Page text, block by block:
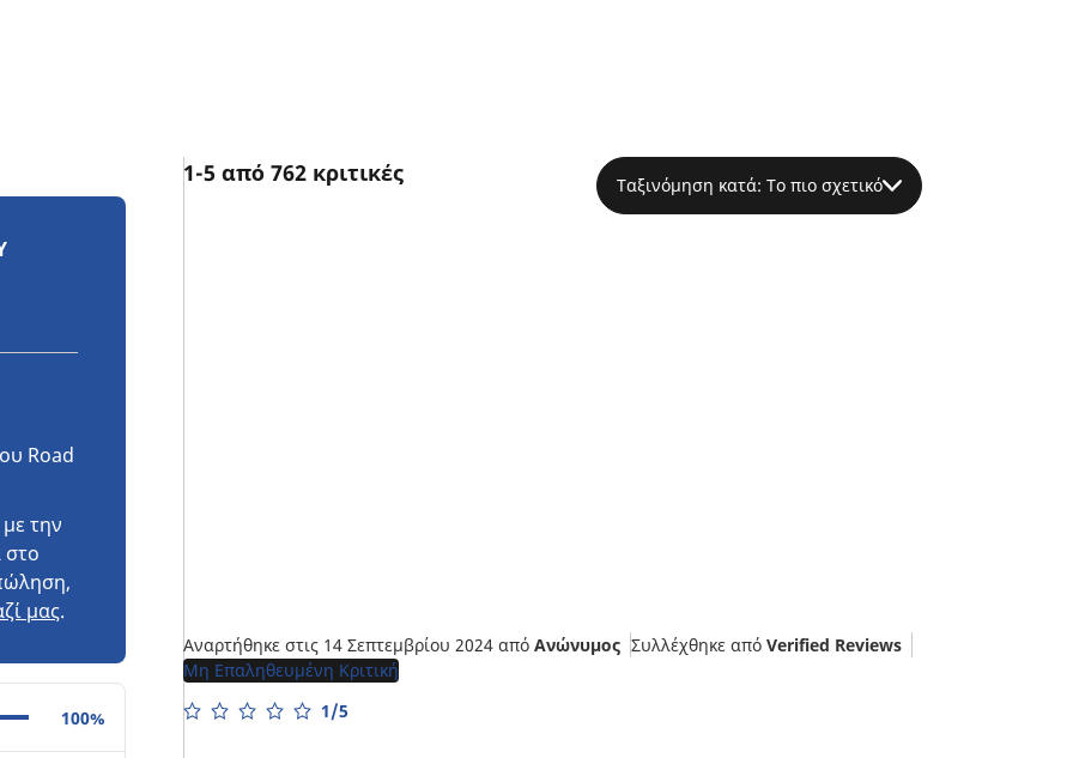
Road
την
στο
μας.
100%
1-5 από 762 κριτικές Ταξινόμηση κατά: Το πιο σχετικό
Αναρτήθηκε στις 14 Σεπτεμβρίου 2024 από Ανώνυμος Συλλέχθηκε από Verified Reviews
Μη Επαληθευμένη Κριτική
1/5